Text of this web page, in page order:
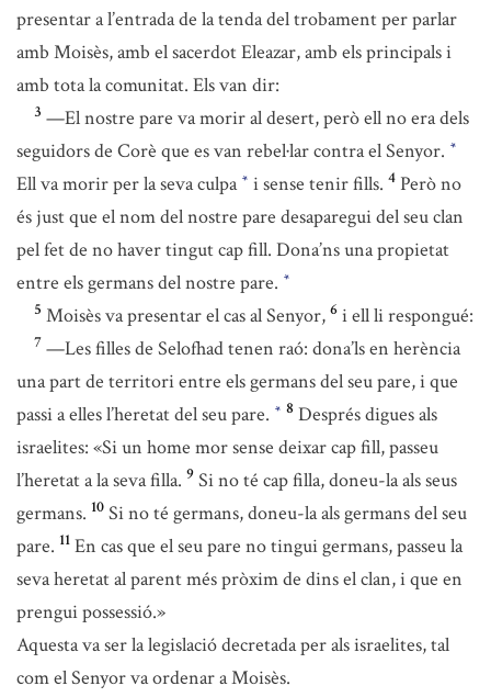
presentar a l’entrada de la tenda del trobament per parlar
amb Moisès, amb el sacerdot Eleazar, amb els principals i
amb tota la comunitat. Els van dir:
3 —El nostre pare va morir al desert, però ell no era dels
seguidors de Corè que es van rebel·lar contra el Senyor. *
Ell va morir per la seva culpa * i sense tenir fills. 4 Però no
és just que el nom del nostre pare desaparegui del seu clan
pel fet de no haver tingut cap fill. Dona’ns una propietat
entre els germans del nostre pare. *
5 Moisès va presentar el cas al Senyor, 6 i ell li respongué:
7 —Les filles de Selofhad tenen raó: dona’ls en herència
una part de territori entre els germans del seu pare, i que
passi a elles l’heretat del seu pare. * 8 Després digues als
israelites: «Si un home mor sense deixar cap fill, passeu
l’heretat a la seva filla. 9 Si no té cap filla, doneu-la als seus
germans. 10 Si no té germans, doneu-la als germans del seu
pare. 11 En cas que el seu pare no tingui germans, passeu la
seva heretat al parent més pròxim de dins el clan, i que en
prengui possessió.»
Aquesta va ser la legislació decretada per als israelites, tal
com el Senyor va ordenar a Moisès.